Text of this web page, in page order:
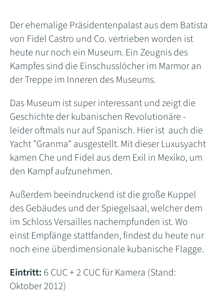
Der ehemalige Präsidentenpalast aus dem Batista
von Fidel Castro und Co. vertrieben worden ist
heute nur noch ein Museum. Ein Zeugnis des
Kampfes sind die Einschusslöcher im Marmor an
der Treppe im Inneren des Museums.
Das Museum ist super interessant und zeigt die
Geschichte der kubanischen Revolutionäre -
leider oftmals nur auf Spanisch. Hier ist auch die
Yacht "Granma" ausgestellt. Mit dieser Luxusyacht
kamen Che und Fidel aus dem Exil in Mexiko, um
den Kampf aufzunehmen.
Außerdem beeindruckend ist die große Kuppel
des Gebäudes und der Spiegelsaal, welcher dem
im Schloss Versailles nachempfunden ist. Wo
einst Empfänge stattfanden, findest du heute nur
noch eine überdimensionale kubanische Flagge.
Eintritt: 6 CUC + 2 CUC für Kamera (Stand:
Oktober 2012)